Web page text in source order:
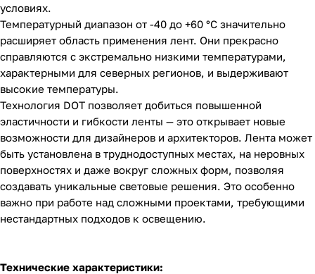
условиях.
Температурный диапазон от -40 до +60 °C значительно
расширяет область применения лент. Они прекрасно
справляются с экстремально низкими температурами,
характерными для северных регионов, и выдерживают
высокие температуры.
Технология DOT позволяет добиться повышенной
эластичности и гибкости ленты — это открывает новые
возможности для дизайнеров и архитекторов. Лента может
быть установлена в труднодоступных местах, на неровных
поверхностях и даже вокруг сложных форм, позволяя
создавать уникальные световые решения. Это особенно
важно при работе над сложными проектами, требующими
нестандартных подходов к освещению.
Технические характеристики: